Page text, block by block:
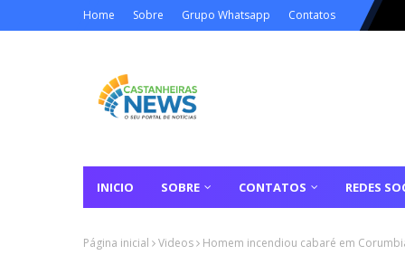
Home Sobre Grupo Whatsapp Contatos
INICIO SOBRE CONTATOS REDES
Página inicial Videos Homem incendiou cabaré em